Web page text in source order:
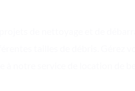
à notre service de location de